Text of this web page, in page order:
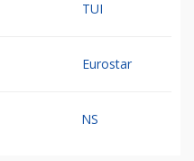
TUI
Eurostar
NS